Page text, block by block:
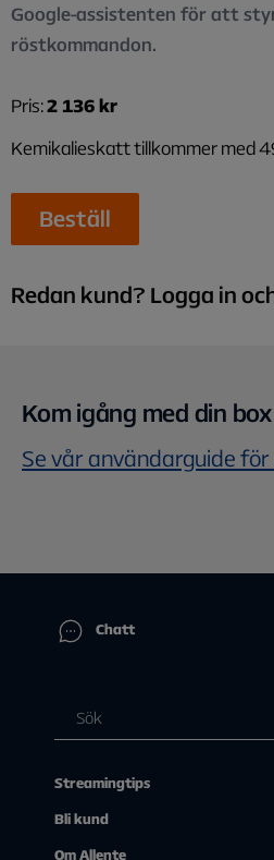
Google-assistenten för att
röstkommandon.
Pris:2 136 kr
Kemikalieskatt tillkommer med
Beställ
Redan kund? Logga in
Kom igång med din box
Se vår användarguide
Chatt
Streamingtips
Bli kund
Om Allente